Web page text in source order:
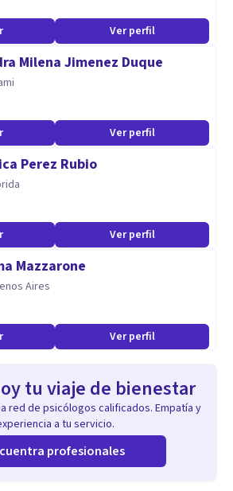
de consulta suele resolverse de
en pocas sesiones.Ver perfil
Milena Jimenez Duque
Ver perfil
Perez Rubio
Ver perfil
Mazzarone
Aires
Ver perfil
tu viaje de bienestar
red de psicólogos calificados. Empatía y
a tu servicio.
profesionales